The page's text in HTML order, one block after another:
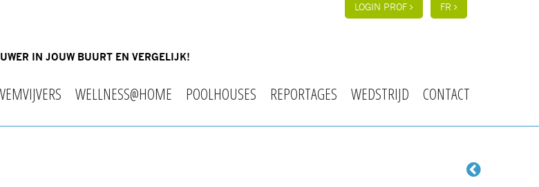
LOGIN PROF FR
IN JOUW BUURT EN VERGELIJK!
WELLNESS@HOME POOLHOUSES REPORTAGES WEDSTRIJD CONTACT